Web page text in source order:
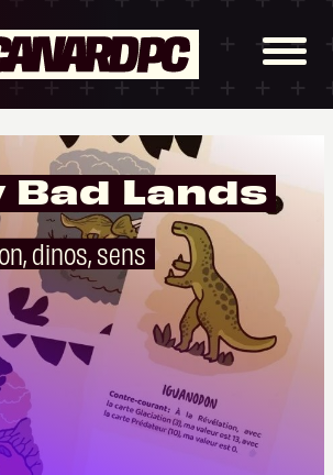
Bad Lands
dinos, sens